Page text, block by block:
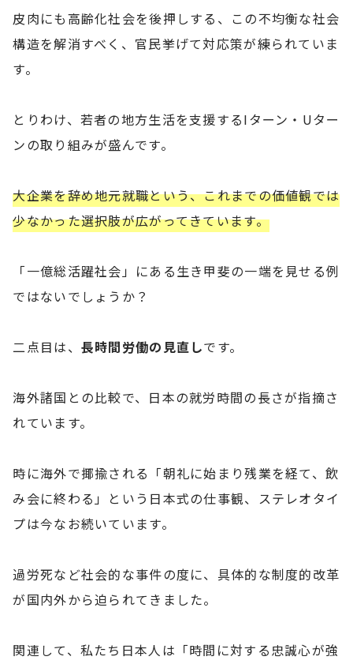
皮肉にも高齢化社会を後押しする、この不均衡な社会
構造を解消すべく、官民挙げて対応策が練られていま
す。
とりわけ、若者の地方生活を支援するIターン・Uター
ンの取り組みが盛んです。
大企業を辞め地元就職という、これまでの価値観では
少なかった選択肢が広がってきています。
「一億総活躍社会」にある生き甲斐の一端を見せる例
ではないでしょうか？
二点目は、 長時間労働の見直しです。
海外諸国との比較で、日本の就労時間の長さが指摘さ
れています。
時に海外で揶揄される「朝礼に始まり残業を経て、飲
み会に終わる」という日本式の仕事観、ステレオタイ
プは今なお続いています。
過労死など社会的な事件の度に、具体的な制度的改革
が国内外から迫られてきました。
関連して、私たち日本人は「時間に対する忠誠心が強